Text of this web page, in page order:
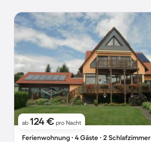
ab 124 € pro Nacht
Ferienwohnung ∙ 4 Gäste ∙ 2 Schlafzimmer